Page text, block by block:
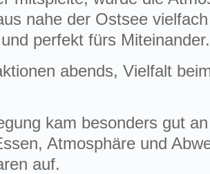
nahe der Ostsee
perfekt fürs Miteinander.
abends, Vielfalt
kam besonders gut
Atmosphäre und
auf.